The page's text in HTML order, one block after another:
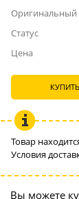
Статус
Цена
КУПИТЬ
Товар
Условия
Вы можете